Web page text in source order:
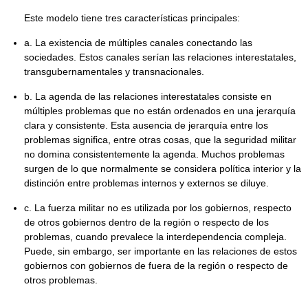
Este modelo tiene tres características principales:
a. La existencia de múltiples canales conectando las
sociedades. Estos canales serían las relaciones interestatales,
transgubernamentales y transnacionales.
b. La agenda de las relaciones interestatales consiste en
múltiples problemas que no están ordenados en una jerarquía
clara y consistente. Esta ausencia de jerarquía entre los
problemas significa, entre otras cosas, que la seguridad militar
no domina consistentemente la agenda. Muchos problemas
surgen de lo que normalmente se considera política interior y la
distinción entre problemas internos y externos se diluye.
c. La fuerza militar no es utilizada por los gobiernos, respecto
de otros gobiernos dentro de la región o respecto de los
problemas, cuando prevalece la interdependencia compleja.
Puede, sin embargo, ser importante en las relaciones de estos
gobiernos con gobiernos de fuera de la región o respecto de
otros problemas.